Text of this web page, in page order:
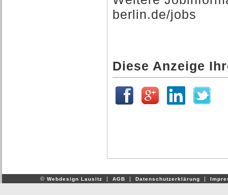
berlin.de/jobs
Diese Anzeige
© Webdesign Lausitz | AGB | Datenschutzerklärung |